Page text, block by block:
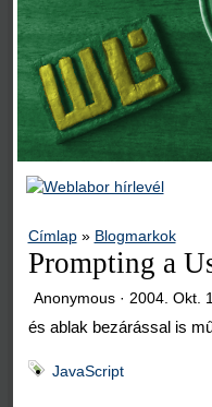
Címlap» Blogmarkok
Prompting a
Anonymous · 2004. Okt.
és ablak bezárással is
JavaScript